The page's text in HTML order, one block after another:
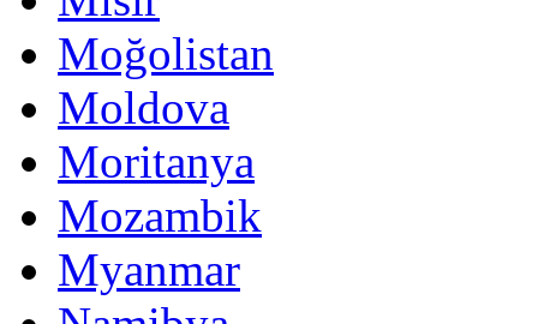
Moğolistan
Moldova
Moritanya
Mozambik
Myanmar